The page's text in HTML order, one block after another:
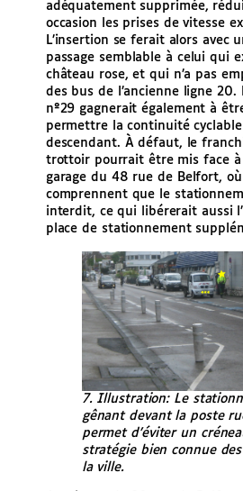
adéquatement supprimée,
occasion les prises de vitesse
L’insertion se ferait alors avec
passage semblable à celui qui
château rose, et qui n’a pas
des bus de l’ancienne ligne
nº29 gagnerait également à
permettre la continuité
descendant. À défaut, le
trottoir pourrait être mis face à
garage du 48 rue de Belfort,
comprennent que le
interdit, ce qui libérerait aussi
place de stationnement
7. Illustration: Le
gênant devant la poste
permet d’éviter un
stratégie bien connue
la ville.